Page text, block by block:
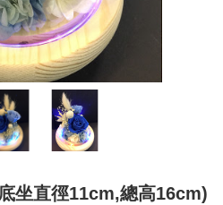
坐直徑11cm,總高16cm)